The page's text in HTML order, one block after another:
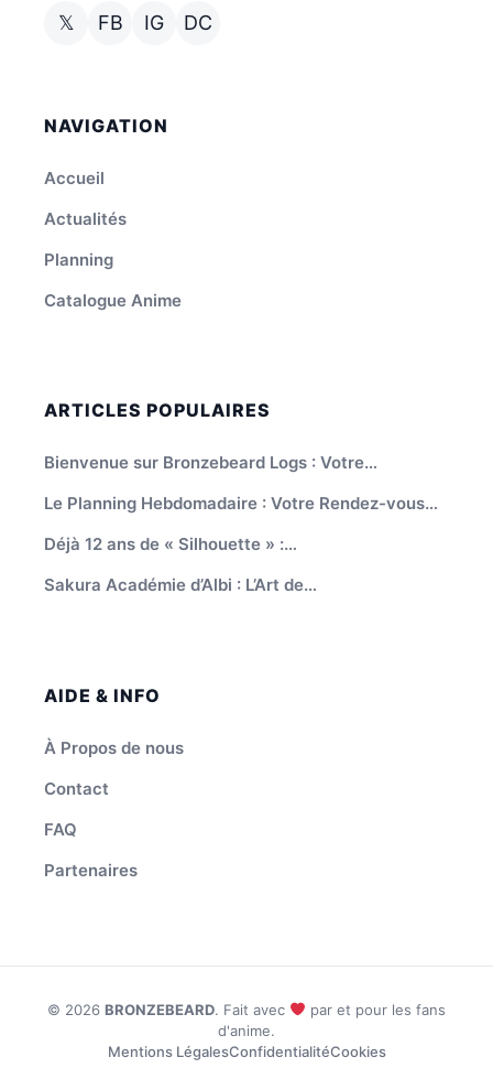
𝕏 FB IG DC
NAVIGATION
Accueil
Actualités
Planning
Catalogue Anime
ARTICLES POPULAIRES
Bienvenue sur Bronzebeard Logs : Votre…
Le Planning Hebdomadaire : Votre Rendez-vous…
Déjà 12 ans de « Silhouette » :…
Sakura Académie d’Albi : L’Art de…
AIDE & INFO
À Propos de nous
Contact
FAQ
Partenaires
© 2026BRONZEBEARD. Fait avec
par et pour les fans
d'anime.
Mentions LégalesConfidentialitéCookies